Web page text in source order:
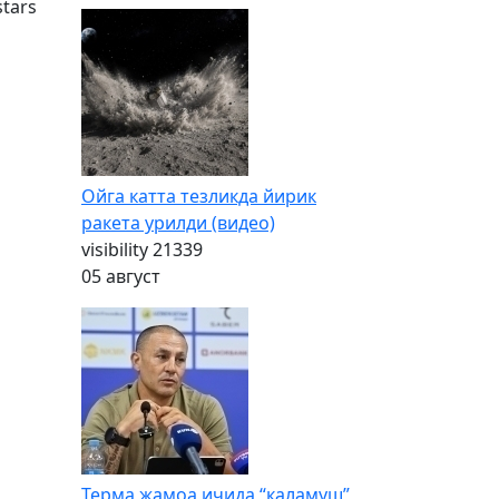
Ойга катта тезликда йирик
ракета урилди (видео)
visibility21339
05 август